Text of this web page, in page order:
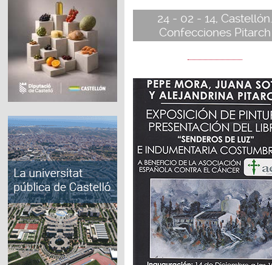
24 - 02 - 14, Castellón.
Confecciones Pitarch